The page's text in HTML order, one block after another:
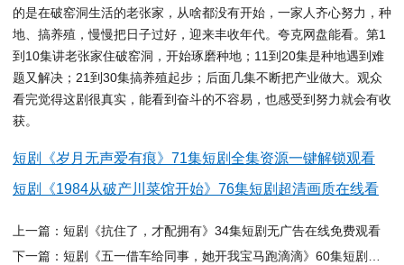
的是在破窑洞生活的老张家，从啥都没有开始，一家人齐心努力，种
地、搞养殖，慢慢把日子过好，迎来丰收年代。夸克网盘能看。第1
到10集讲老张家住破窑洞，开始琢磨种地；11到20集是种地遇到难
题又解决；21到30集搞养殖起步；后面几集不断把产业做大。观众
看完觉得这剧很真实，能看到奋斗的不容易，也感受到努力就会有收
获。
短剧《岁月无声爱有痕》71集短剧全集资源一键解锁观看
短剧《1984从破产川菜馆开始》76集短剧超清画质在线看
上一篇：短剧《抗住了，才配拥有》34集短剧无广告在线免费观看